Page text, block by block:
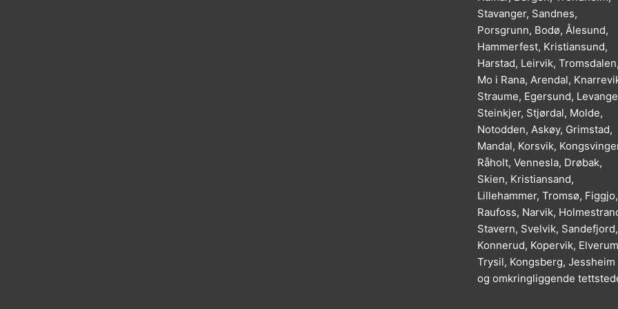
Stavanger, Sandnes,
Porsgrunn, Bodø, Ålesund,
Hammerfest, Kristiansund,
Harstad, Leirvik, Tromsdalen,
Mo i Rana, Arendal,
Straume, Egersund,
Steinkjer, Stjørdal, Molde,
Notodden, Askøy, Grimstad,
Mandal, Korsvik,
Råholt, Vennesla, Drøbak,
Skien, Kristiansand,
Lillehammer, Tromsø, Figgjo,
Raufoss, Narvik,
Stavern, Svelvik, Sandefjord,
Konnerud, Kopervik,
Trysil, Kongsberg, Jessheim
og omkringliggende